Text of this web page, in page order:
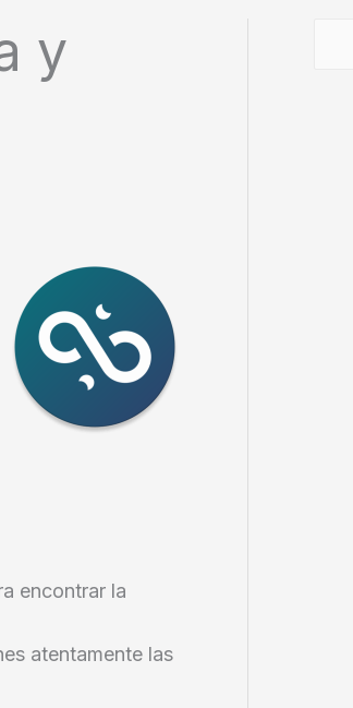
y
encontrar la
atentamente las